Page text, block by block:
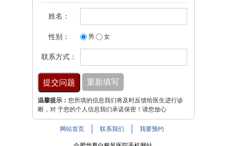
姓名：
性别： 男 女
联系方式：
温馨提示： 您所填的信息我们将及时反馈给医生进行诊
断，对 于您的个人信息我们承诺保密！请您放心
网站首页 联系我们 我要预约